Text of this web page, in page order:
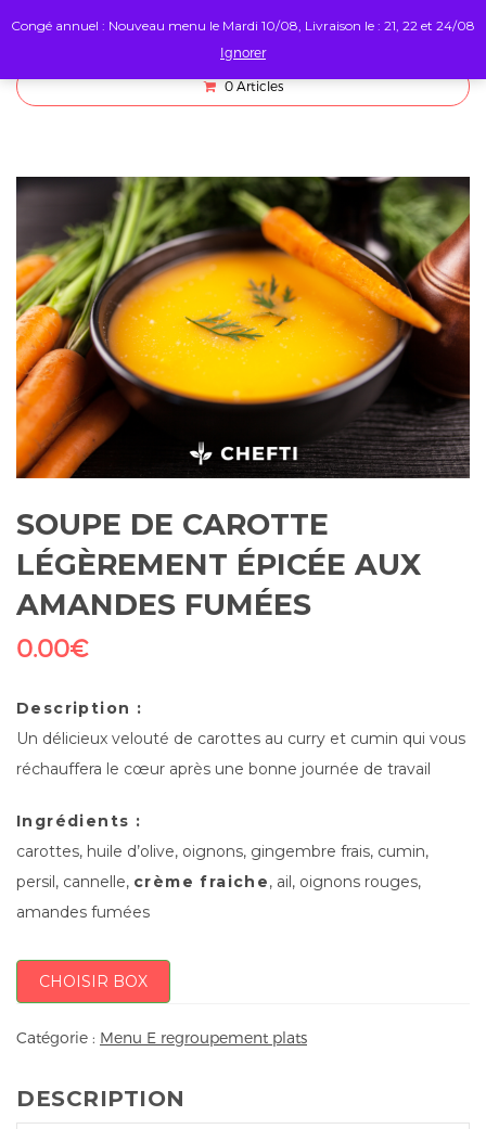
0 Articles
SOUPE DE CAROTTE
LÉGÈREMENT ÉPICÉE AUX
AMANDES FUMÉES
0.00€
Description :
Un délicieux velouté de carottes au curry et cumin qui vous
réchauffera le cœur après une bonne journée de travail
Ingrédients :
carottes, huile d’olive, oignons, gingembre frais, cumin,
persil, cannelle, crème fraiche, ail, oignons rouges,
amandes fumées
CHOISIR BOX
Catégorie : Menu E regroupement plats
DESCRIPTION
Congé annuel : Nouveau menu le Mardi 10/08, Livraison le : 21, 22 et 24/08
Ignorer